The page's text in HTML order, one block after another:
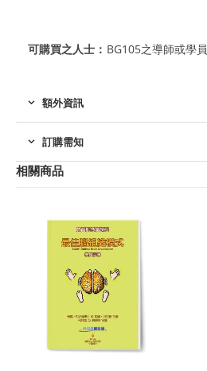
可購買之人士： BG105之導師或學員
額外資訊
訂購需知
相關商品